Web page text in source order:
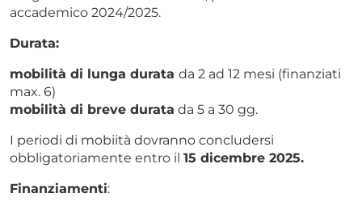
accademico 2024/2025.
Durata:
mobilità di lunga durata da 2 ad 12 mesi (finanziati
max. 6)
mobilità di breve durata da 5 a 30 gg.
I periodi di mobiità dovranno concludersi
obbligatoriamente entro il 15 dicembre 2025.
Finanziamenti: